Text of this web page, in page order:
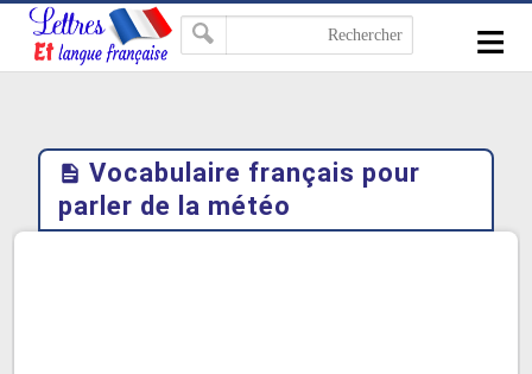
≡
Vocabulaire français pour
parler de la météo